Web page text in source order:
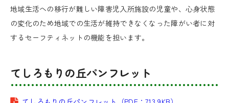
地域生活への移行が難しい障害児入所施設の児童や、心身状態
の変化のため地域での生活が維持できなくなった障がい者に対
するセーフティネットの機能を担います。
てしろもりの丘パンフレット